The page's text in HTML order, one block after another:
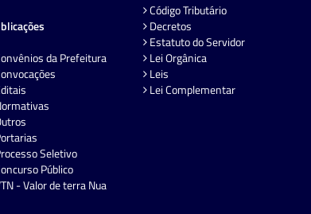
da Prefeitura
Seletivo
Público
- Valor de terra Nua
Código Tributário
Decretos
Estatuto do Servidor
Lei Orgânica
Leis
Lei Complementar